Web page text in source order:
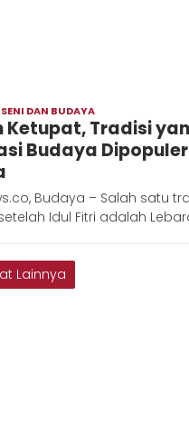
SENI DAN BUDAYA
Metara
Ketupat, Tradisi
Budaya
Budaya – Salah satu
Idul Fitri adalah
Lainnya